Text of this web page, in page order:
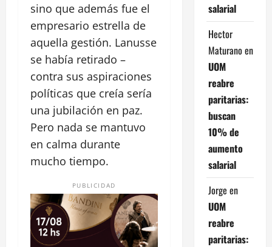
sino que además fue el
empresario estrella de
aquella gestión. Lanusse
se había retirado –
contra sus aspiraciones
políticas que creía sería
una jubilación en paz.
Pero nada se mantuvo
en calma durante
mucho tiempo.
PUBLICIDAD
salarial
Hector
Maturano en
UOM
reabre
paritarias:
buscan
10% de
aumento
salarial
Jorge en
UOM
reabre
paritarias: